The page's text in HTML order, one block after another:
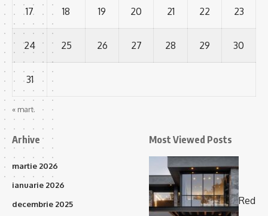
17 18 19 20 21 22 23
24 25 26 27 28 29 30
31
« mart.
Arhive
martie 2026
ianuarie 2026
decembrie 2025
Most Viewed Posts
Red